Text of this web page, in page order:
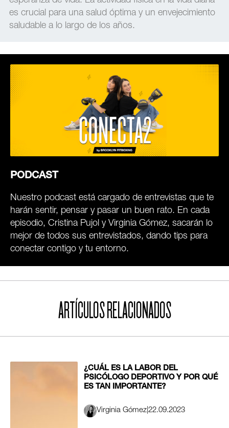
es crucial para una salud óptima y un envejecimiento
saludable a lo largo de los años.
PODCAST
Nuestro podcast está cargado de entrevistas que te
harán sentir, pensar y pasar un buen rato. En cada
episodio, Cristina Pujol y Virginia Gómez, sacarán lo
mejor de todos sus entrevistados, dando tips para
conectar contigo y tu entorno.
ARTÍCULOS RELACIONADOS
¿CUÁL ES LA LABOR DEL
PSICÓLOGO DEPORTIVO Y POR QUÉ
ES TAN IMPORTANTE?
Virginia Gómez 22.09.2023